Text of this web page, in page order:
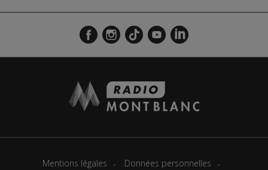
Mentions légales
Données personnelles